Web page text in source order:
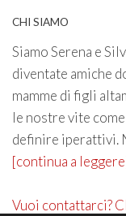
CHI SIAMO
Siamo Serena e
diventate amiche
mamme di figli
le nostre vite
definire iperattivi.
[continua a
Vuoi contattarci?